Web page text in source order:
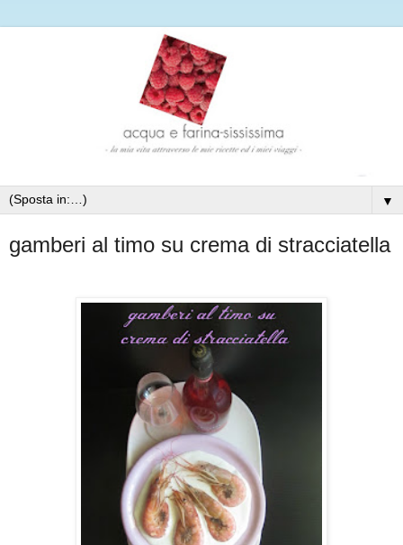
▼
gamberi al timo su crema di stracciatella